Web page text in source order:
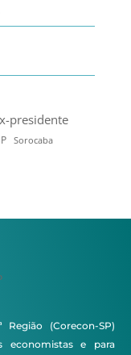
presidente
Sorocaba
(Corecon-SP)
economistas e para